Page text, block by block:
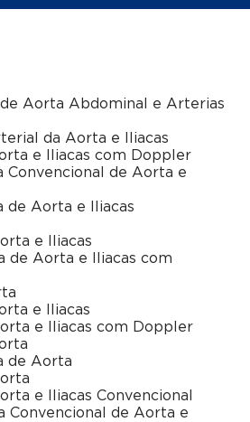
Aorta Abdominal e Arterias
da Aorta e Iliacas
e Iliacas com Doppler
Convencional de Aorta e
de Aorta e Iliacas
e Iliacas
de Aorta e Iliacas com
e Iliacas
e Iliacas com Doppler
de Aorta
e Iliacas Convencional
Convencional de Aorta e